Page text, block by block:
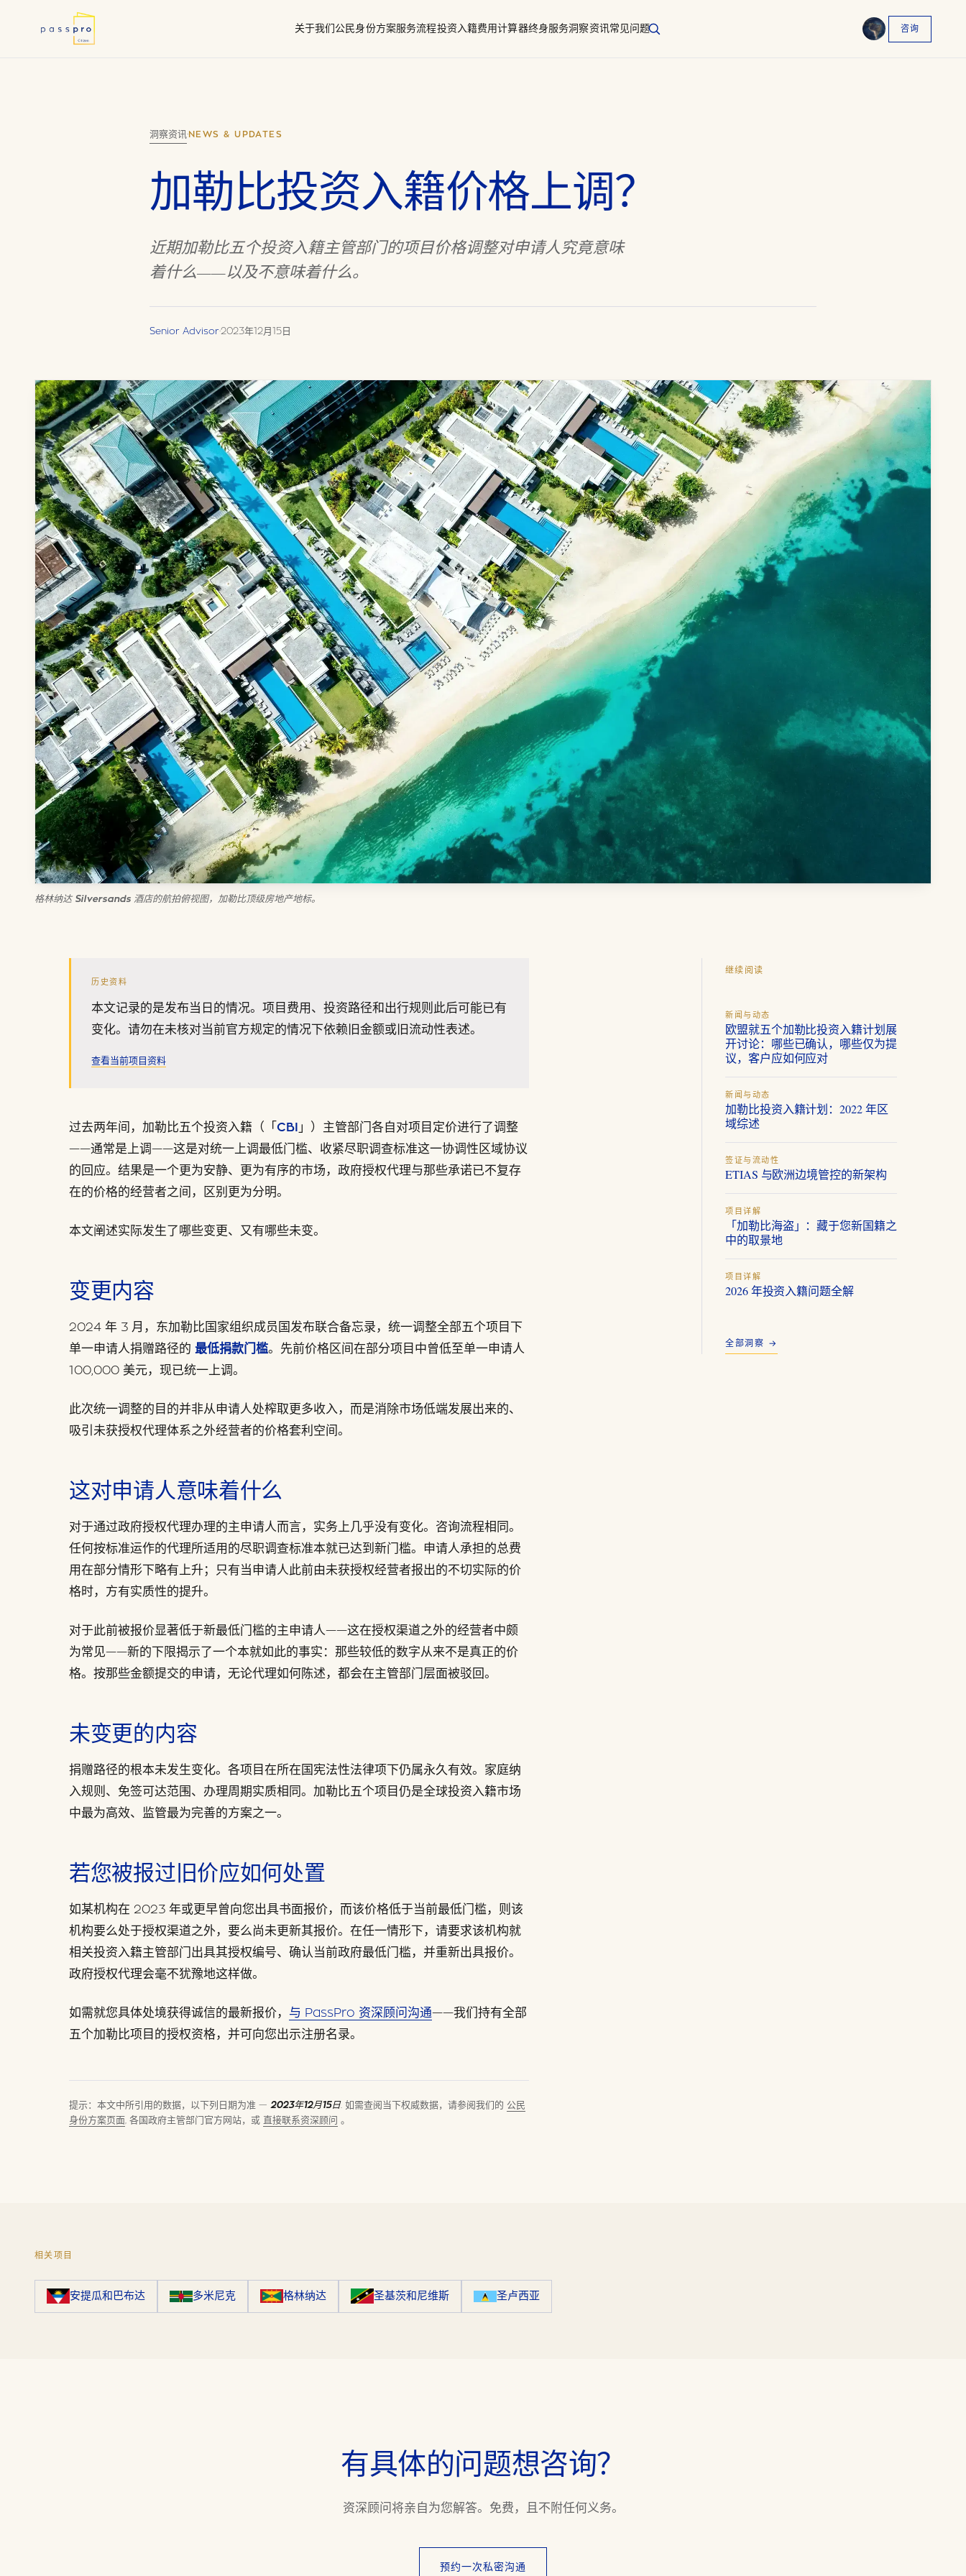
关于我们 公民身份方案服务流程投资入籍费用计算器终身服务洞察资讯常见问题 咨询
洞察资讯·NEWS & UPDATES
加勒比投资入籍价格上调？
近期加勒比五个投资入籍主管部门的项目价格调整对申请人究竟意味
着什么——以及不意味着什么。
Senior Advisor·2023年12月15日
格林纳达 Silversands 酒店的航拍俯视图，加勒比顶级房地产地标。
历史资料
本文记录的是发布当日的情况。项目费用、投资路径和出行规则此后可能已有
变化。请勿在未核对当前官方规定的情况下依赖旧金额或旧流动性表述。
查看当前项目资料
过去两年间，加勒比五个投资入籍（「 CBI 」）主管部门各自对项目定价进行了调整
——通常是上调——这是对统一上调最低门槛、收紧尽职调查标准这一协调性区域协议
的回应。结果是一个更为安静、更为有序的市场，政府授权代理与那些承诺已不复存
在的价格的经营者之间，区别更为分明。
本文阐述实际发生了哪些变更、又有哪些未变。
变更内容
2024 年 3 月，东加勒比国家组织成员国发布联合备忘录，统一调整全部五个项目下
单一申请人捐赠路径的 最低捐款门槛。先前价格区间在部分项目中曾低至单一申请人
100,000 美元，现已统一上调。
此次统一调整的目的并非从申请人处榨取更多收入，而是消除市场低端发展出来的、
吸引未获授权代理体系之外经营者的价格套利空间。
这对申请人意味着什么
对于通过政府授权代理办理的主申请人而言，实务上几乎没有变化。咨询流程相同。
任何按标准运作的代理所适用的尽职调查标准本就已达到新门槛。申请人承担的总费
用在部分情形下略有上升；只有当申请人此前由未获授权经营者报出的不切实际的价
格时，方有实质性的提升。
对于此前被报价显著低于新最低门槛的主申请人——这在授权渠道之外的经营者中颇
为常见——新的下限揭示了一个本就如此的事实：那些较低的数字从来不是真正的价
格。按那些金额提交的申请，无论代理如何陈述，都会在主管部门层面被驳回。
未变更的内容
捐赠路径的根本未发生变化。各项目在所在国宪法性法律项下仍属永久有效。家庭纳
入规则、免签可达范围、办理周期实质相同。加勒比五个项目仍是全球投资入籍市场
中最为高效、监管最为完善的方案之一。
若您被报过旧价应如何处置
如某机构在 2023 年或更早曾向您出具书面报价，而该价格低于当前最低门槛，则该
机构要么处于授权渠道之外，要么尚未更新其报价。在任一情形下，请要求该机构就
相关投资入籍主管部门出具其授权编号、确认当前政府最低门槛，并重新出具报价。
政府授权代理会毫不犹豫地这样做。
如需就您具体处境获得诚信的最新报价， 与 PassPro 资深顾问沟通——我们持有全部
五个加勒比项目的授权资格，并可向您出示注册名录。
提示：本文中所引用的数据，以下列日期为准 — 2023年12月15日. 如需查阅当下权威数据，请参阅我们的 公民
身份方案页面, 各国政府主管部门官方网站，或 直接联系资深顾问 。
继续阅读
新闻与动态
欧盟就五个加勒比投资入籍计划展
开讨论：哪些已确认，哪些仅为提
议，客户应如何应对
新闻与动态
加勒比投资入籍计划：2022 年区
域综述
签证与流动性
ETIAS 与欧洲边境管控的新架构
项目详解
「加勒比海盗」：藏于您新国籍之
中的取景地
项目详解
2026 年投资入籍问题全解
全部洞察 →
相关项目
安提瓜和巴布达 多米尼克 格林纳达 圣基茨和尼维斯 圣卢西亚
有具体的问题想咨询？
资深顾问将亲自为您解答。免费，且不附任何义务。
预约一次私密沟通